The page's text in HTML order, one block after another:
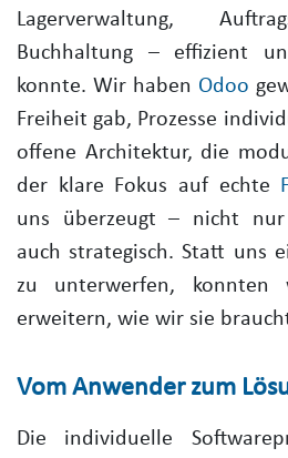
Lagerverwaltung,
Buchhaltung – effizient
konnte. Wir haben Odoo
Freiheit gab, Prozesse
offene Architektur, die
der klare Fokus auf echte
uns überzeugt – nicht nur
auch strategisch. Statt uns
zu unterwerfen,
erweitern, wie wir sie
Vom Anwender zum
Die individuelle